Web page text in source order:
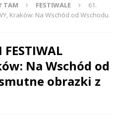
TAM FESTIWALE
61.
Kraków: Na Wschód od Wschodu
FESTIWAL
Na Wschód od
obrazki z